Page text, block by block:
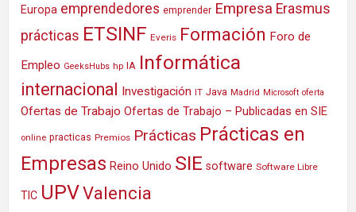
Europa emprendedores emprender Empresa Erasmus
prácticas ETSINF Everis Formación Foro de
Empleo GeeksHubs hp IA Informática
internacional Investigación IT Java Madrid Microsoft oferta
Ofertas de Trabajo Ofertas de Trabajo – Publicadas en SIE
online practicas Premios Prácticas Prácticas en
Empresas Reino Unido SIE software Software Libre
TIC UPVValencia